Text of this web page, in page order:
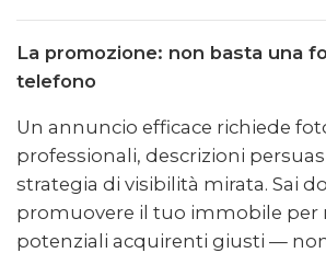
La promozione: non basta una
telefono
Un annuncio efficace richiede
professionali, descrizioni
strategia di visibilità mirata. Sai
promuovere il tuo immobile per
potenziali acquirenti giusti —